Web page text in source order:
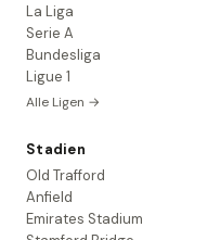
La Liga
Serie A
Bundesliga
Ligue 1
Alle Ligen →
Stadien
Old Trafford
Anfield
Emirates Stadium